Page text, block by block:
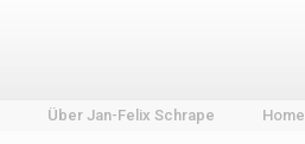
Home
Über Jan-Felix Schrape